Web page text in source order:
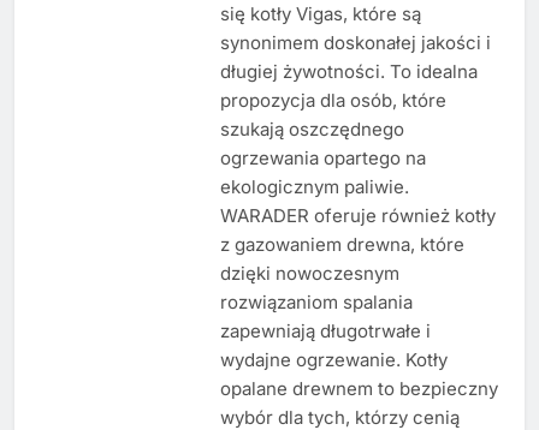
się kotły Vigas, które są
synonimem doskonałej jakości i
długiej żywotności. To idealna
propozycja dla osób, które
szukają oszczędnego
ogrzewania opartego na
ekologicznym paliwie.
WARADER oferuje również kotły
z gazowaniem drewna, które
dzięki nowoczesnym
rozwiązaniom spalania
zapewniają długotrwałe i
wydajne ogrzewanie. Kotły
opalane drewnem to bezpieczny
wybór dla tych, którzy cenią